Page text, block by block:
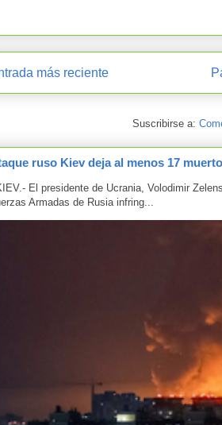
más reciente
Suscribirse a:
ruso Kiev deja al menos 17
El presidente de Ucrania, Volodimir
Armadas de Rusia infring...